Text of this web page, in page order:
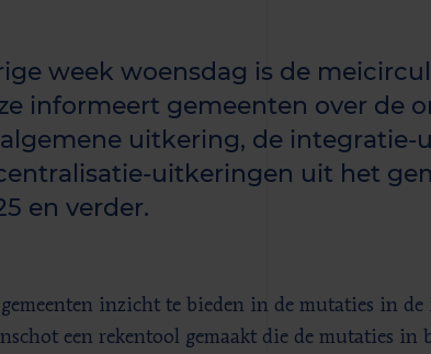
week woensdag is de
informeert gemeenten over de
uitkering, de integratie-
uitkeringen uit het
en verder.
inzicht te bieden in de mutaties in
een rekentool gemaakt die de mutaties in